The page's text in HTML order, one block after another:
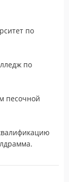
по
по
песочной